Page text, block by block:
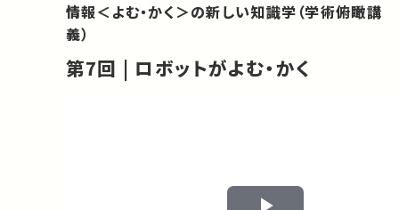
情報＜よむ・かく＞の新しい知識学（学術俯瞰講
義）
第7回 | ロボットがよむ・かく